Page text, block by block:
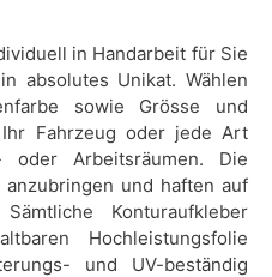
in Handarbeit für Sie
absolutes Unikat. Wählen
sowie Grösse und
Fahrzeug oder jede Art
Arbeitsräumen. Die
und haften auf
Konturaufkleber
Hochleistungsfolie
und UV-beständig